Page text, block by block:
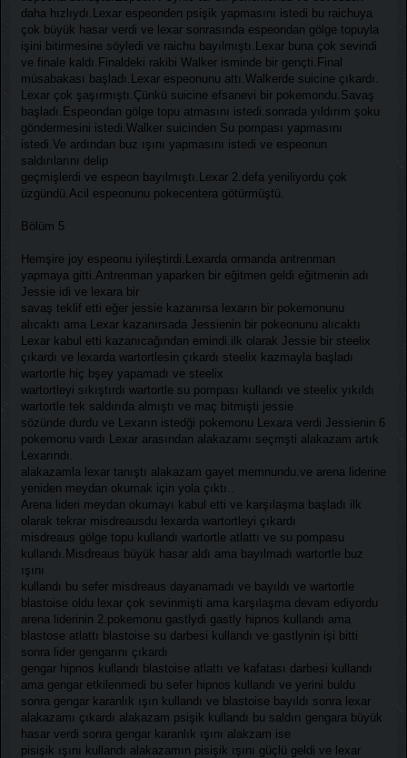
daha hızlıydı.Lexar espeonden psişik yapmasını istedi bu raichuya
çok büyük hasar verdi ve lexar sonrasında espeondan gölge topuyla
işini bitirmesine söyledi ve raichu bayılmıştı.Lexar buna çok sevindi
ve finale kaldı.Finaldeki rakibi Walker isminde bir gençti.Final
müsabakası başladı.Lexar espeonunu attı.Walkerde suicine çıkardı.
Lexar çok şaşırmıştı.Çünkü suicine efsanevi bir pokemondu.Savaş
başladı.Espeondan gölge topu atmasını istedi.sonrada yıldırım şoku
göndermesini istedi.Walker suicinden Su pompası yapmasını
istedi.Ve ardından buz ışını yapmasını istedi ve espeonun
saldırılarını delip
geçmişlerdi ve espeon bayılmıştı.Lexar 2.defa yeniliyordu çok
üzgündü.Acil espeonunu pokecentera götürmüştü.
Bölüm 5
Hemşire joy espeonu iyileştirdi.Lexarda ormanda antrenman
yapmaya gitti.Antrenman yaparken bir eğitmen geldi eğitmenin adı
Jessie idi ve lexara bir
savaş teklif etti eğer jessie kazanırsa lexarın bir pokemonunu
alıcaktı ama Lexar kazanırsada Jessienin bir pokeonunu alıcaktı
Lexar kabul etti kazanıcağından emindi.ilk olarak Jessie bir steelix
çıkardı ve lexarda wartortlesin çıkardı steelix kazmayla başladı
wartortle hiç bşey yapamadı ve steelix
wartortleyi sıkıştırdı wartortle su pompası kullandı ve steelix yıkıldı
wartortle tek saldırıda almıştı ve maç bitmişti jessie
sözünde durdu ve Lexarın istedği pokemonu Lexara verdi Jessienin 6
pokemonu vardı Lexar arasından alakazamı seçmşti alakazam artık
Lexarındı.
alakazamla lexar tanıştı alakazam gayet memnundu.ve arena liderine
yeniden meydan okumak için yola çıktı..
Arena lideri meydan okumayı kabul etti ve karşılaşma başladı ilk
olarak tekrar misdreausdu lexarda wartortleyi çıkardı
misdreaus gölge topu kullandı wartortle atlattı ve su pompasu
kullandı.Misdreaus büyük hasar aldı ama bayılmadı wartortle buz
ışını
kullandı bu sefer misdreaus dayanamadı ve bayıldı ve wartortle
blastoise oldu lexar çok sevinmişti ama karşılaşma devam ediyordu
arena liderinin 2.pokemonu gastlydi gastly hipnos kullandı ama
blastose atlattı blastoise su darbesi kullandı ve gastlynin işi bitti
sonra lider gengarını çıkardı
gengar hipnos kullandı blastoise atlattı ve kafatası darbesi kullandı
ama gengar etkilenmedi bu sefer hipnos kullandı ve yerini buldu
sonra gengar karanlık ışın kullandı ve blastoise bayıldı sonra lexar
alakazamı çıkardı alakazam psişik kullandı bu saldırı gengara büyük
hasar verdi sonra gengar karanlık ışını alakzam ise
pisişik ışını kullandı alakazamın pisişik ışını güçlü geldi ve lexar